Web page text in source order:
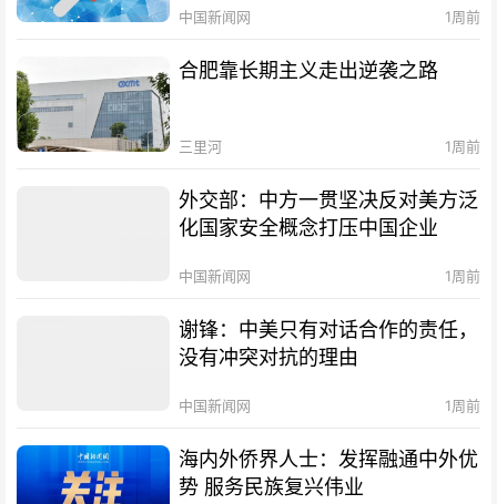
中国新闻网 1周前
合肥靠长期主义走出逆袭之路
三里河 1周前
外交部：中方一贯坚决反对美方泛
化国家安全概念打压中国企业
中国新闻网 1周前
谢锋：中美只有对话合作的责任，
没有冲突对抗的理由
中国新闻网 1周前
海内外侨界人士：发挥融通中外优
势 服务民族复兴伟业